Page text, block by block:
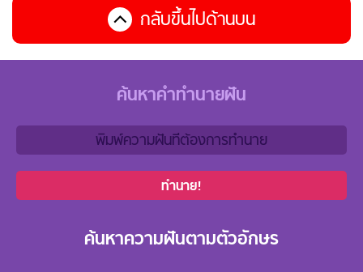
กลับขึ้นไปด้านบน
ค้นหาคำทำนายฝัน
ทำนาย!
ค้นหาความฝันตามตัวอักษร